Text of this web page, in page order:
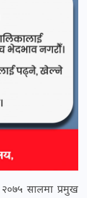
सालमा प्रमुख